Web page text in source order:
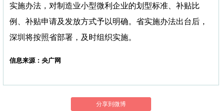
实施办法，对制造业小型微利企业的划型标准、补贴比
例、补贴申请及发放方式予以明确。省实施办法出台后，
深圳将按照省部署，及时组织实施。
信息来源：央广网
分享到微博